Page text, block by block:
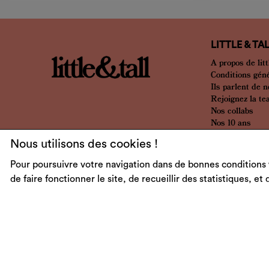
LITTLE &
A propos de
Conditions
Ils parlent de
Rejoignez la
Nos collabs
Nos 10 ans
Nous utilisons des cookies !
Pour poursuivre votre navigation dans de bonnes
de faire fonctionner le site, de recueillir des statistiques, et